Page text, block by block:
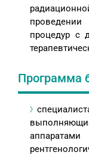
проведении
процедур с
Программа